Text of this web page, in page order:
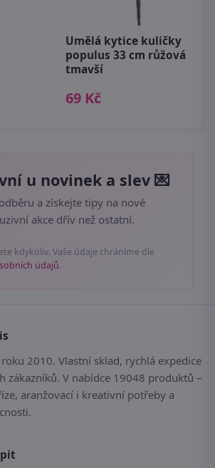
Umělá kytice kuličky
populus 33 cm růžová
tmavší
69 Kč
u novinek a slev 💌
a získejte tipy na nové
akce dřív než ostatní.
kdykoliv. Vaše údaje chráníme dle
údajů.
2010. Vlastní sklad, rychlá expedice
zákazníků. V nabídce 19048 produktů –
aranžovací i kreativní potřeby a